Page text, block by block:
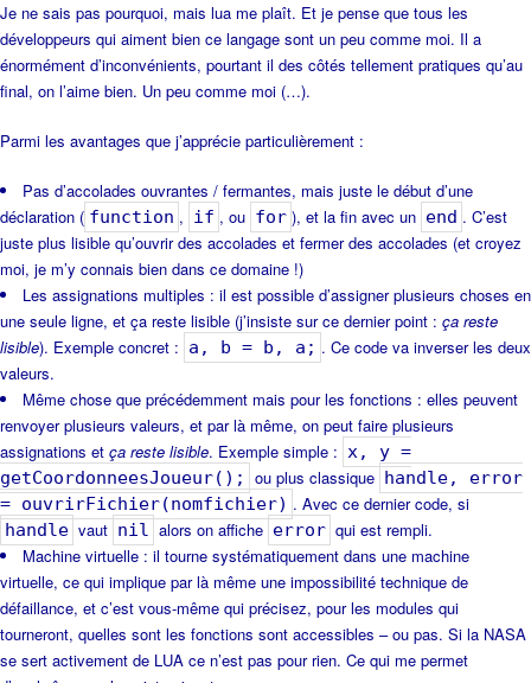
Je ne sais pas pourquoi, mais lua me plaît. Et je pense que tous les
développeurs qui aiment bien ce langage sont un peu comme moi. Il a
énormément d’inconvénients, pourtant il des côtés tellement pratiques qu’au
final, on l’aime bien. Un peu comme moi (…).
Parmi les avantages que j’apprécie particulièrement :
Pas d’accolades ouvrantes / fermantes, mais juste le début d’une
déclaration ( function , if , ou for ), et la fin avec un end . C’est
juste plus lisible qu’ouvrir des accolades et fermer des accolades (et croyez
moi, je m’y connais bien dans ce domaine !)
Les assignations multiples : il est possible d’assigner plusieurs choses en
une seule ligne, et ça reste lisible (j’insiste sur ce dernier point : ça reste
lisible). Exemple concret : a, b = b, a; . Ce code va inverser les deux
valeurs.
Même chose que précédemment mais pour les fonctions : elles peuvent
renvoyer plusieurs valeurs, et par là même, on peut faire plusieurs
assignations et ça reste lisible. Exemple simple : x, y =
getCoordonneesJoueur();
ou plus classique handle, error
= ouvrirFichier(nomfichier) . Avec ce dernier code, si
handle vaut nil alors on affiche error qui est rempli.
Machine virtuelle : il tourne systématiquement dans une machine
virtuelle, ce qui implique par là même une impossibilité technique de
défaillance, et c’est vous-même qui précisez, pour les modules qui
tourneront, quelles sont les fonctions sont accessibles – ou pas. Si la NASA
se sert activement de LUA ce n’est pas pour rien. Ce qui me permet